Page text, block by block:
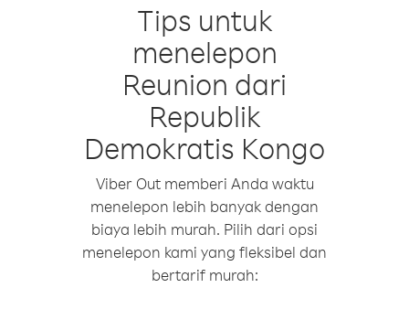
Tips untuk
menelepon
Reunion dari
Republik
Demokratis Kongo
Viber Out memberi Anda waktu
menelepon lebih banyak dengan
biaya lebih murah. Pilih dari opsi
menelepon kami yang fleksibel dan
bertarif murah: